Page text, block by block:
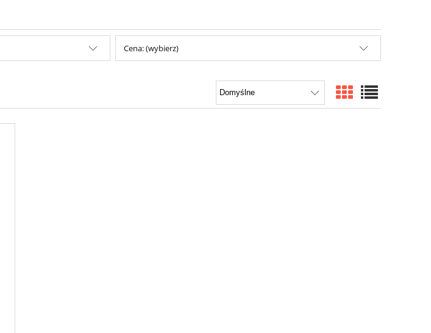
Cena: (wybierz)